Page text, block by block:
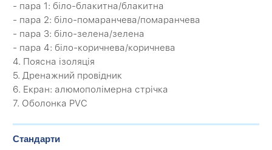
- пара 1: біло-блакитна/блакитна
- пара 2: біло-помаранчева/помаранчева
- пара 3: біло-зелена/зелена
- пара 4: біло-коричнева/коричнева
4. Поясна ізоляція
5. Дренажний провідник
6. Екран: алюмополімерна стрічка
7. Оболонка PVC
Стандарти